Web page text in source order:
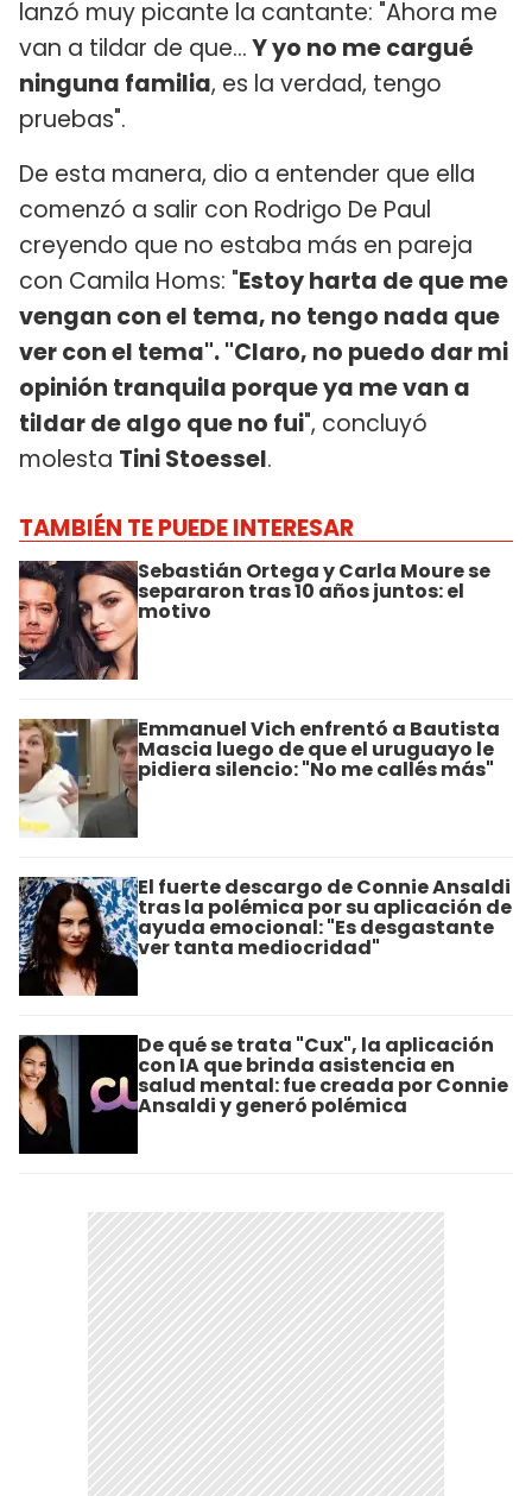
lanzó muy picante la cantante: "Ahora me
van a tildar de que...Y yo no me cargué
ninguna familia, es la verdad, tengo
pruebas".
De esta manera, dio a entender que ella
comenzó a salir con Rodrigo De Paul
creyendo que no estaba más en pareja
con Camila Homs: "Estoy harta de que me
vengan con el tema, no tengo nada que
ver con el tema". "Claro, no puedo dar mi
opinión tranquila porque ya me van a
tildar de algo que no fui", concluyó
molesta Tini Stoessel.
TAMBIÉN TE PUEDE INTERESAR
Sebastián Ortega y Carla Moure se
separaron tras 10 años juntos: el
motivo
Emmanuel Vich enfrentó a Bautista
Mascia luego de que el uruguayo le
pidiera silencio: "No me callés más"
El fuerte descargo de Connie Ansaldi
tras la polémica por su aplicación de
ayuda emocional: "Es desgastante
ver tanta mediocridad"
De qué se trata "Cux", la aplicación
con IA que brinda asistencia en
salud mental: fue creada por Connie
Ansaldi y generó polémica